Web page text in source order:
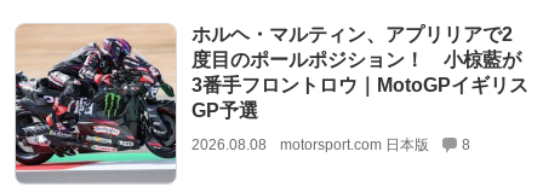
ホルヘ・マルティン、アプリリアで2
度目のポールポジション！ 小椋藍が
3番手フロントロウ｜MotoGPイギリス
GP予選
2026.08.08 motorsport.com 日本版 8